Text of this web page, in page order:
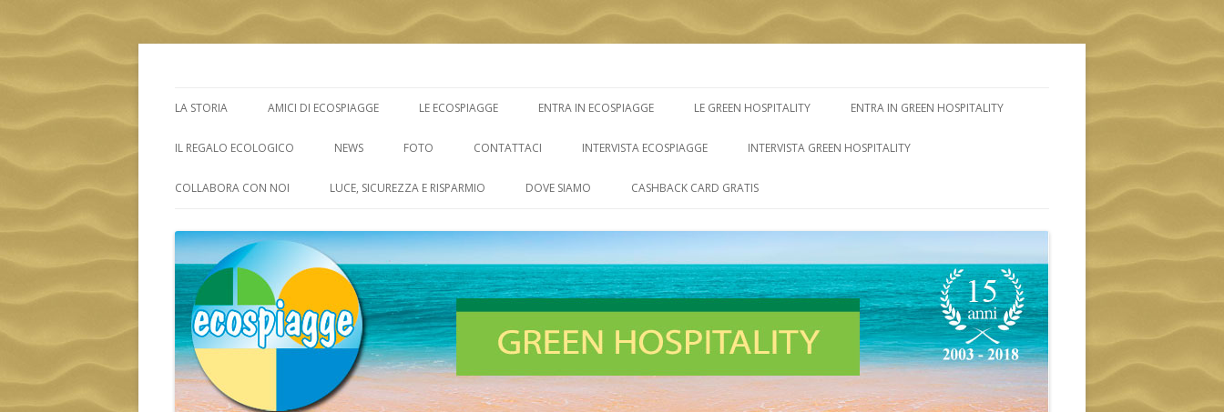
al
LA STORIA AMICI DI ECOSPIAGGE LE ECOSPIAGGE ENTRA IN ECOSPIAGGE LE GREEN HOSPITALITY ENTRA IN GREEN HOSPITALITY
IL REGALO ECOLOGICO NEWS FOTO CONTATTACI INTERVISTA ECOSPIAGGE INTERVISTA GREEN HOSPITALITY
COLLABORA CON NOI LUCE, SICUREZZA E RISPARMIO DOVE SIAMO CASHBACK CARD GRATIS